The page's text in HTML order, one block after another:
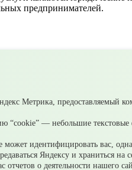
предпринимателей.
гос. соб-ть на кот. не
Метрика,
“cookie” — небольшие
идентифицировать вас,
Яндексу и храниться
отчетов о деятельности нашего
Среднеуральск